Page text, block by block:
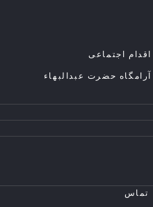
اقدام اجتماعی
آرامگاه حضرت عبدالبهاء
تماس